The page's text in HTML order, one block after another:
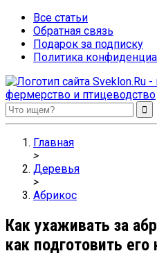
Все статьи
Обратная связь
Подарок за подписку
Политика
Sveklon.Ru – все про сад,
Главная
>
Деревья
>
Абрикос
Как ухаживать за
как подготовить